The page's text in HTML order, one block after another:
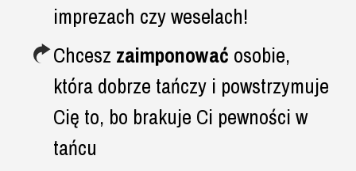
imprezach czy weselach!
Chcesz zaimponować osobie,
która dobrze tańczy i powstrzymuje
Cię to, bo brakuje Ci pewności w
tańcu